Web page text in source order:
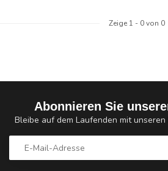
Zeige 1 - 0von 0
Abonnieren Sie
Bleibe auf dem Laufenden mit